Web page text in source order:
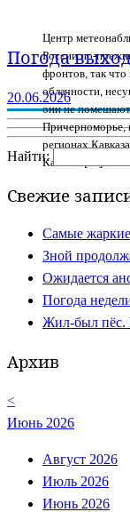
Центр
России по-
фронтов, так что
облачности,
они не
Причерноморье,
регионах
Кавказа […]
Погода
20.06.2026
Найти:
Свежие
Самые жаркие
Зной
Ожидается
Погода
Жил-был пёс.
Архив
<
Июнь 2026
Август 2026
Июль 2026
Июнь 2026